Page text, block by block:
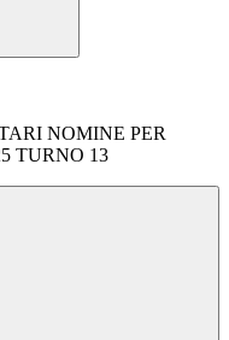
NOMINE PER
TURNO 13